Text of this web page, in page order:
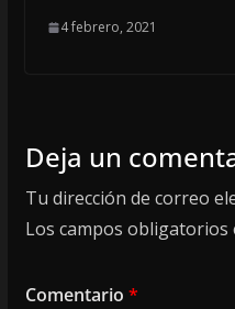
4 febrero, 2021
Deja un
Tu dirección de correo
Los campos obligatorios
Comentario *